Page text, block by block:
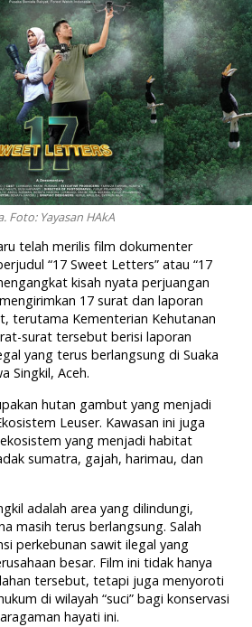
Foto: Yayasan HAkA
telah merilis film dokumenter
“17 Sweet Letters” atau “17
kisah nyata perjuangan
17 surat dan laporan
terutama Kementerian Kehutanan
surat tersebut berisi laporan
yang terus berlangsung di Suaka
Singkil, Aceh.
hutan gambut yang menjadi
Leuser. Kawasan ini juga
yang menjadi habitat
sumatra, gajah, harimau, dan
adalah area yang dilindungi,
masih terus berlangsung. Salah
perkebunan sawit ilegal yang
besar. Film ini tidak hanya
tersebut, tetapi juga menyoroti
di wilayah “suci” bagi konservasi
hayati ini.